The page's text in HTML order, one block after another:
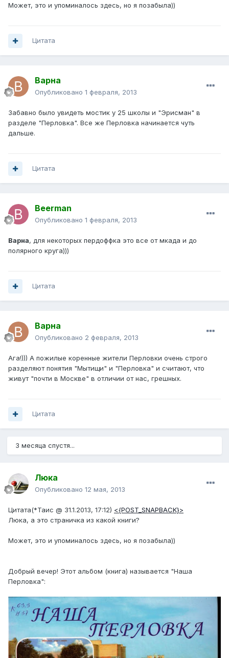
Может, это и упоминалось здесь, но я позабыла))
Цитата
Варна
Опубликовано 1 февраля, 2013
Забавно было увидеть мостик у 25 школы и "Эрисман" в
разделе "Перловка". Все же Перловка начинается чуть
дальше.
Цитата
Beerman
Опубликовано 1 февраля, 2013
Варна, для некоторых пердоффка это все от мкада и до
полярного круга)))
Цитата
Варна
Опубликовано 2 февраля, 2013
Ага!))) А пожилые коренные жители Перловки очень строго
разделяют понятия "Мытищи" и "Перловка" и считают, что
живут "почти в Москве" в отличии от нас, грешных.
Цитата
3 месяца спустя...
Люка
Опубликовано 12 мая, 2013
Цитата(*Таис @ 31.1.2013, 17:12) <{POST_SNAPBACK}>
Люка, а это страничка из какой книги?
Может, это и упоминалось здесь, но я позабыла))
Добрый вечер! Этот альбом (книга) называется "Наша
Перловка":